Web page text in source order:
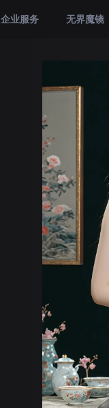
企业服务 无界魔镜